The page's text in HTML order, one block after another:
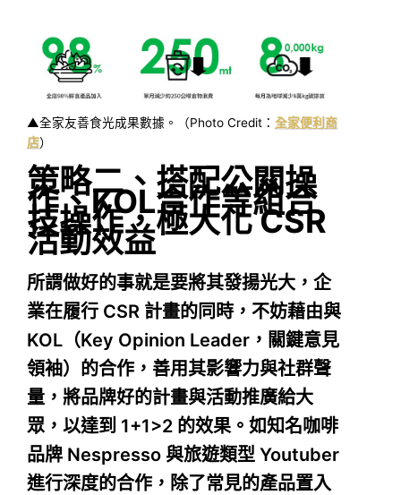
▲全家友善食光成果數據。（Photo Credit： 全家便利商
店）
策略二、搭配公關操
作、KOL合作等組合
技操作，極大化 CSR
活動效益
所謂做好的事就是要將其發揚光大，企
業在履行 CSR 計畫的同時，不妨藉由與
KOL（Key Opinion Leader，關鍵意見
領袖）的合作，善用其影響力與社群聲
量，將品牌好的計畫與活動推廣給大
眾，以達到 1+1>2 的效果。如知名咖啡
品牌 Nespresso 與旅遊類型 Youtuber
進行深度的合作，除了常見的產品置入